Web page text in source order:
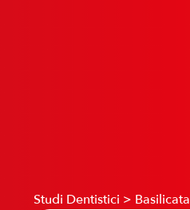
Studi Dentistici > Basilicata